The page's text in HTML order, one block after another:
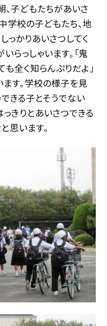
、子どもたちがあいさ
学校の子どもたち、地
っかりあいさつしてく
らっしゃいます。「鬼
全く知らんぷりだよ」
ます。学校の様子を見
きる子とそうでない
きりとあいさつできる
思います。